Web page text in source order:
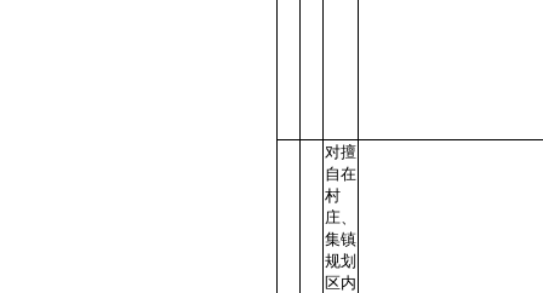
对擅
自在
村
庄、
集镇
规划
区内